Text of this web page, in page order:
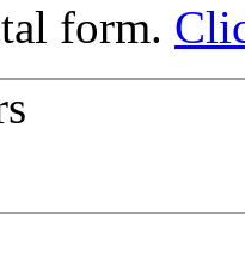
form.